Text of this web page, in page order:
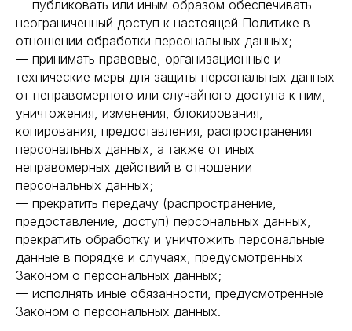
— публиковать или иным образом обеспечивать
неограниченный доступ к настоящей Политике в
отношении обработки персональных данных;
— принимать правовые, организационные и
технические меры для защиты персональных данных
от неправомерного или случайного доступа к ним,
уничтожения, изменения, блокирования,
копирования, предоставления, распространения
персональных данных, а также от иных
неправомерных действий в отношении
персональных данных;
— прекратить передачу (распространение,
предоставление, доступ) персональных данных,
прекратить обработку и уничтожить персональные
данные в порядке и случаях, предусмотренных
Законом о персональных данных;
— исполнять иные обязанности, предусмотренные
Законом о персональных данных.